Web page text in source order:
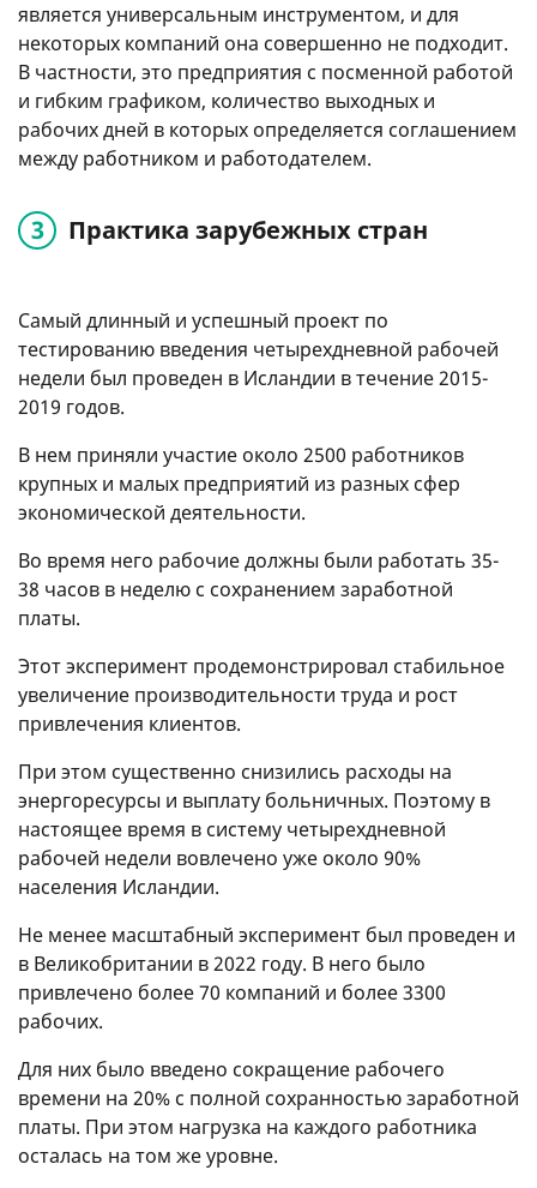
является универсальным инструментом, и для
некоторых компаний она совершенно не подходит.
В частности, это предприятия с посменной работой
и гибким графиком, количество выходных и
рабочих дней в которых определяется соглашением
между работником и работодателем.
Практика зарубежных стран
Самый длинный и успешный проект по
тестированию введения четырехдневной рабочей
недели был проведен в Исландии в течение 2015-
2019 годов.
В нем приняли участие около 2500 работников
крупных и малых предприятий из разных сфер
экономической деятельности.
Во время него рабочие должны были работать 35-
38 часов в неделю с сохранением заработной
платы.
Этот эксперимент продемонстрировал стабильное
увеличение производительности труда и рост
привлечения клиентов.
При этом существенно снизились расходы на
энергоресурсы и выплату больничных. Поэтому в
настоящее время в систему четырехдневной
рабочей недели вовлечено уже около 90%
населения Исландии.
Не менее масштабный эксперимент был проведен и
в Великобритании в 2022 году. В него было
привлечено более 70 компаний и более 3300
рабочих.
Для них было введено сокращение рабочего
времени на 20% с полной сохранностью заработной
платы. При этом нагрузка на каждого работника
осталась на том же уровне.